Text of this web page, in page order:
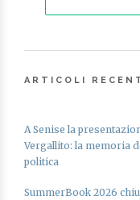
ARTICOLI
A Senise la
Vergallito: la memoria
politica
SummerBook 2026